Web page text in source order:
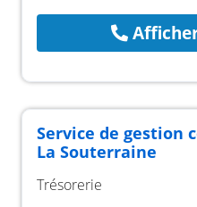
Service de gestion
La Souterraine
Trésorerie